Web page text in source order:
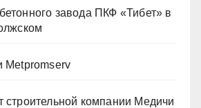
завода ПКФ «Тибет» в
Metpromserv
компании Медичи